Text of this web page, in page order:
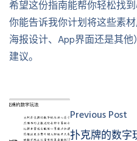
希望这份指南能帮你轻松找
你能告诉我你计划将这些素
海报设计、App界面还是其
建议。
Previous Post
扑克牌的数字